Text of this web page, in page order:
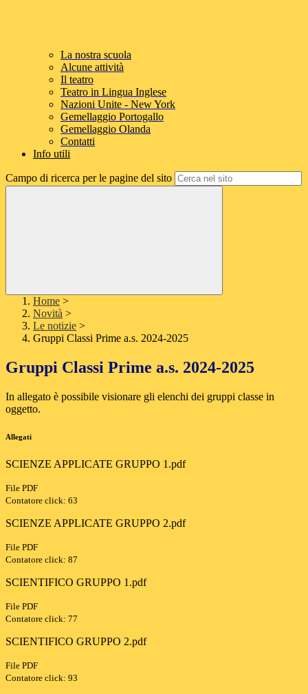
La nostra scuola
Alcune attività
Il teatro
Teatro in Lingua Inglese
Nazioni Unite - New York
Gemellaggio Portogallo
Gemellaggio Olanda
Contatti
Info utili
Campo di ricerca per le pagine del sito
Home >
Novità >
Le notizie >
Gruppi Classi Prime a.s. 2024-2025
Gruppi Classi Prime a.s. 2024-2025
In allegato è possibile visionare gli elenchi dei gruppi classe in
oggetto.
Allegati
SCIENZE APPLICATE GRUPPO 1.pdf
File PDF
Contatore click: 63
SCIENZE APPLICATE GRUPPO 2.pdf
File PDF
Contatore click: 87
SCIENTIFICO GRUPPO 1.pdf
File PDF
Contatore click: 77
SCIENTIFICO GRUPPO 2.pdf
File PDF
Contatore click: 93